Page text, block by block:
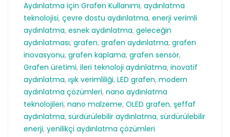
Aydınlatma için Grafen Kullanımı, aydınlatma
teknolojisi, çevre dostu aydınlatma, enerji verimli
aydınlatma, esnek aydınlatma, geleceğin
aydınlatması, grafen, grafen aydınlatma, grafen
inovasyonu, grafen kaplama, grafen sensör,
Grafen üretimi, ileri teknoloji aydınlatma, inovatif
aydınlatma, ışık verimliliği, LED grafen, modern
aydınlatma çözümleri, nano aydınlatma
teknolojileri, nano malzeme, OLED grafen, şeffaf
aydınlatma, sürdürülebilir aydınlatma, sürdürülebilir
enerji, yenilikçi aydınlatma çözümleri